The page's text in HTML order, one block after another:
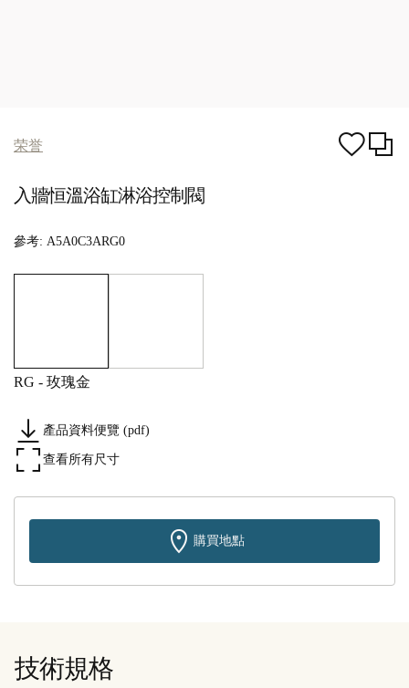
荣誉
入牆恒溫浴缸淋浴控制閥
參考: A5A0C3ARG0
RG - 玫瑰金
產品資料便覽 (pdf)
查看所有尺寸
購買地點
技術規格